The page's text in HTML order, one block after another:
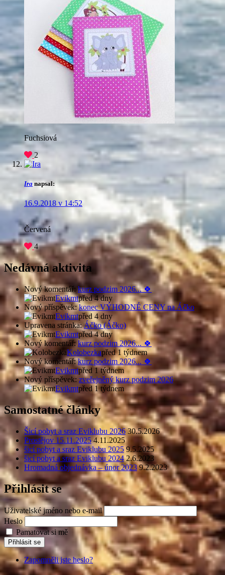
Fuchsiová
2
Ira napsal:
16.9.2018 v 14:52
Červená
4
Nedávná aktivita
Nový komentář:kurz podzim 2026... 🍀
Evikmtpřed 4 dny
Nový příspěvek:konec VÝHODNÉ CENY na Áčko
Evikmtpřed 4 dny
Upravena stránka:Áčko (Áčko)
Evikmtpřed 4 dny
Nový komentář:kurz podzim 2026... 🍀
Kolobezkapřed 1 týdnem
Nový komentář:kurz podzim 2026... 🍀
Evikmtpřed 1 týdnem
Nový příspěvek: zveřejněný kurz podzim 2026
Evikmtpřed 1 týdnem
Samostatné články
Šicí pobyt a sraz Eviklubu 2026 30.5.2026
Prostějov 15.11.2025 4.11.2025
šicí pobyt a sraz Eviklubu 2025 9.5.2025
šicí pobyt a sraz Eviklubu 2024 2.6.2023
Hromadná objednávka – únor 2023 9.2.2023
Přihlásit se
Uživatelské jméno nebo e-mail
Heslo
Pamatovat si mě
Přihlásit se
Zapomněli jste heslo?